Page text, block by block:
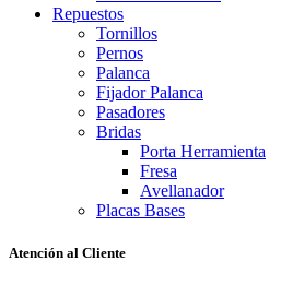
Repuestos
Tornillos
Pernos
Palanca
Fijador Palanca
Pasadores
Bridas
Porta Herramienta
Fresa
Avellanador
Placas Bases
Atención al Cliente